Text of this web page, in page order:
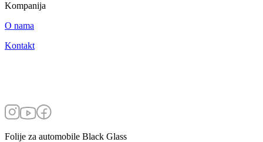
Kompanija
O nama
Kontakt
Folije za automobile Black Glass